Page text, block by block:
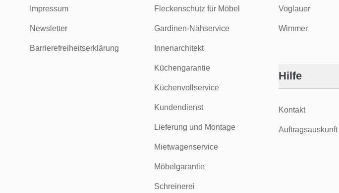
Impressum
Newsletter
Barrierefreiheitserklärung
Fleckenschutz für Möbel
Gardinen-Nähservice
Innenarchitekt
Küchengarantie
Küchenvollservice
Kundendienst
Lieferung und Montage
Mietwagenservice
Möbelgarantie
Schreinerei
Voglauer
Wimmer
Hilfe
Kontakt
Auftragsauskunft